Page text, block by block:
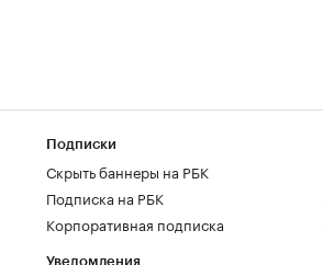
Подписки
Скрыть баннеры на РБК
Подписка на РБК
Корпоративная подписка
Уведомления